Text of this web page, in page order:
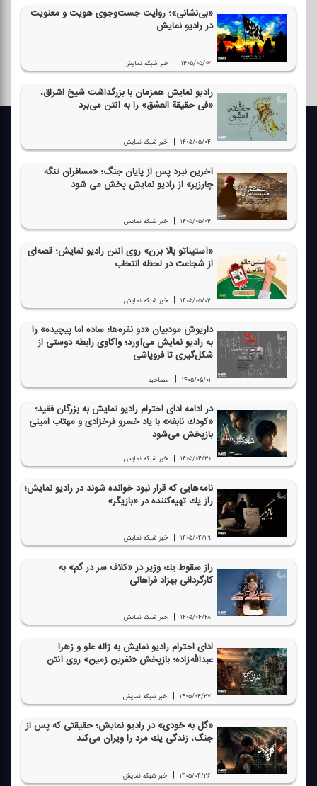
«بی‌نشانی»؛ روایت جست‌وجوی هویت و معنویت
در رادیو نمایش
۱۴۰۵/۰۵/۰۷ | خبر شبكه نمایش
رادیو نمایش همزمان با بزرگداشت شیخ اشراق،
«فی حقیقة العشق» را به آنتن می‌برد
۱۴۰۵/۰۵/۰۴ | خبر شبكه نمایش
آخرین نبرد پس از پایان جنگ؛ «مسافران تنگه
چارزبر» از رادیو نمایش پخش می شود
۱۴۰۵/۰۵/۰۴ | خبر شبكه نمایش
«آستیناتو بالا بزن» روی آنتن رادیو نمایش؛ قصه‌ای
از شجاعت در لحظه انتخاب
۱۴۰۵/۰۵/۰۲ | خبر شبكه نمایش
داریوش مودبیان «دو نفره‌ها؛ ساده اما پیچیده» را
به رادیو نمایش می‌آورد؛ واكاوی رابطه دوستی از
شكل‌گیری تا فروپاشی
۱۴۰۵/۰۵/۰۱ | مصاحبه
در ادامه ادای احترام رادیو نمایش به بزرگان فقید؛
«كودك نابغه» با یاد خسرو فرخزادی و مهتاب امینی
بازپخش می‌شود
۱۴۰۵/۰۴/۳۰ | خبر شبكه نمایش
نامه‌هایی كه قرار نبود خوانده شوند در رادیو نمایش؛
راز یك تهیه‌كننده در «بازیگر»
۱۴۰۵/۰۴/۲۹ | خبر شبكه نمایش
راز سقوط یك وزیر در «كلاف سر در گم» به
كارگردانی بهزاد فراهانی
۱۴۰۵/۰۴/۲۸ | خبر شبكه نمایش
ادای احترام رادیو نمایش به ژاله علو و زهرا
عبدالله‌زاده؛ بازپخش «نفرین زمین» روی آنتن
۱۴۰۵/۰۴/۲۷ | خبر شبكه نمایش
«گل به خودی» در رادیو نمایش؛ حقیقتی كه پس از
جنگ، زندگی یك مرد را ویران می‌كند
۱۴۰۵/۰۴/۲۶ | خبر شبكه نمایش